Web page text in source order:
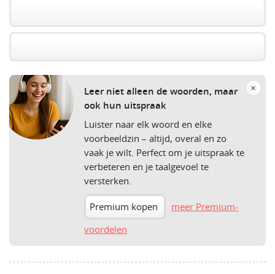
×
Leer niet alleen de woorden, maar
ook hun uitspraak
Luister naar elk woord en elke
voorbeeldzin – altijd, overal en zo
vaak je wilt. Perfect om je uitspraak te
verbeteren en je taalgevoel te
versterken.
Premium kopen
meer Premium-
voordelen